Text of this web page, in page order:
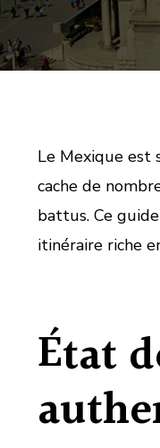
Le Mexique est
cache de
battus. Ce
itinéraire riche
État